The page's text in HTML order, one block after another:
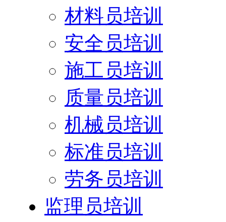
材料员培训
安全员培训
施工员培训
质量员培训
机械员培训
标准员培训
劳务员培训
监理员培训